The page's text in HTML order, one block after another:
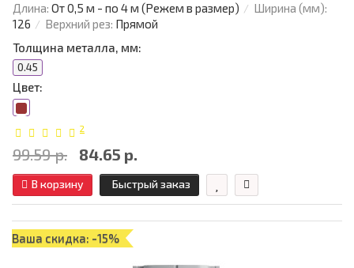
Длина: От 0,5 м - по 4 м (Режем в размер)
Ширина (мм):
126
Верхний рез: Прямой
Толщина металла, мм:
0.45
Цвет:
2
99.59 р. 84.65 р.
В корзину Быстрый заказ
Ваша скидка: -15%